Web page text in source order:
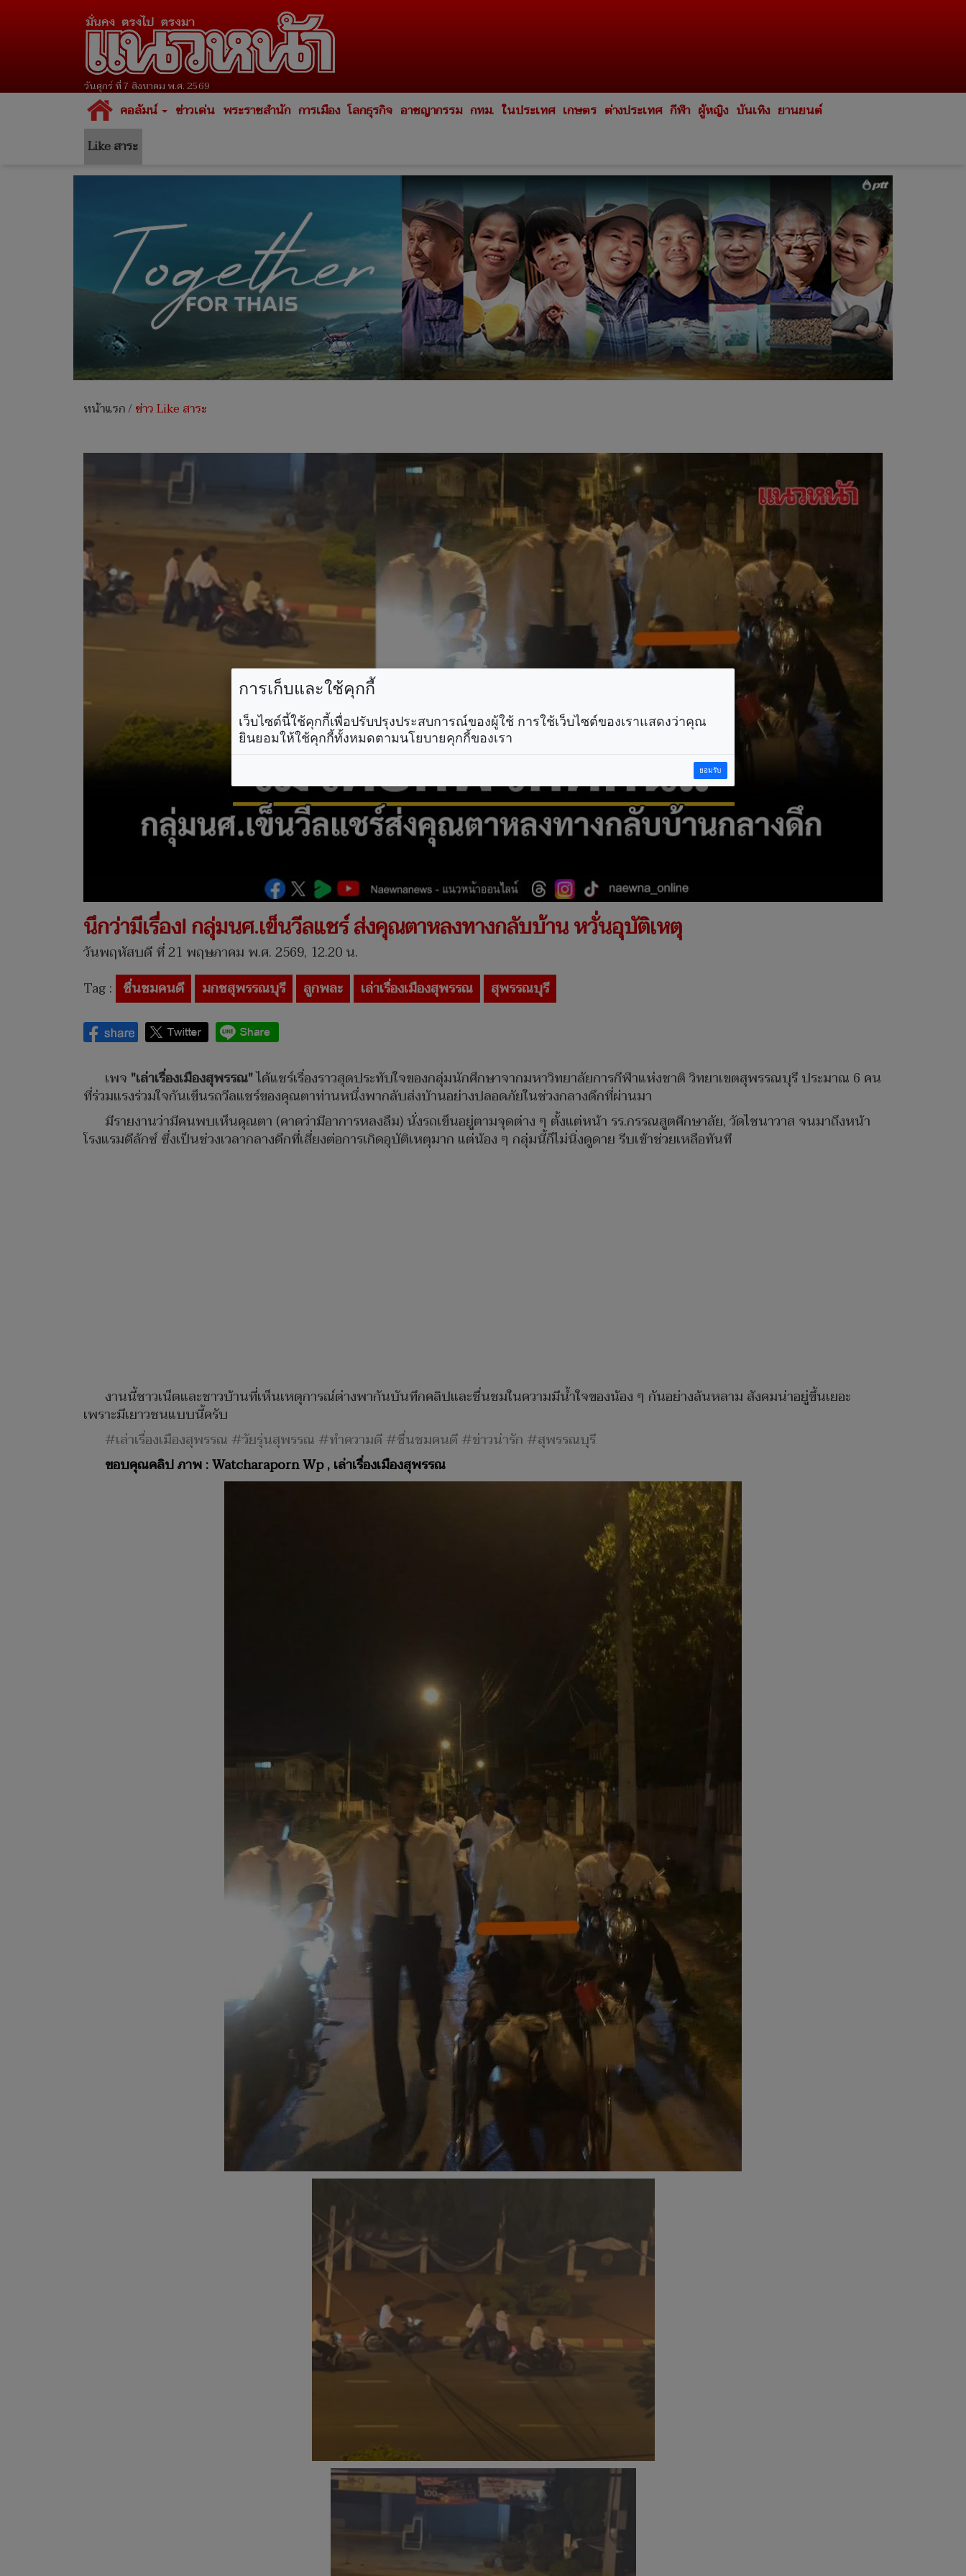
วันศุกร์ ที่ 7 สิงหาคม พ.ศ. 2569
คอลัมน์ ข่าวเด่น พระราชสำนัก การเมือง โลกธุรกิจ อาชญากรรม กทม. ในประเทศ เกษตร ต่างประเทศ กีฬา ผู้หญิง บันเทิง ยานยนต์
Like สาระ
หน้าแรก/ข่าว Like สาระ
นึกว่ามีเรื่อง! กลุ่มนศ.เข็นวีลแชร์ ส่งคุณตาหลงทางกลับบ้าน หวั่นอุบัติเหตุ
วันพฤหัสบดี ที่ 21 พฤษภาคม พ.ศ. 2569, 12.20 น.
Tag : ชื่นชมคนดี มกชสุพรรณบุรี ลูกพละ เล่าเรื่องเมืองสุพรรณ สุพรรณบุรี
เพจ "เล่าเรื่องเมืองสุพรรณ"ได้แชร์เรื่องราวสุดประทับใจของกลุ่มนักศึกษาจากมหาวิทยาลัยการกีฬาแห่งชาติ วิทยาเขตสุพรรณบุรี ประมาณ 6 คน
ที่ร่วมแรงร่วมใจกันเข็นรถวีลแชร์ของคุณตาท่านหนึ่งพากลับส่งบ้านอย่างปลอดภัยในช่วงกลางดึกที่ผ่านมา
มีรายงานว่ามีคนพบเห็นคุณตา (คาดว่ามีอาการหลงลืม) นั่งรถเข็นอยู่ตามจุดต่าง ๆ ตั้งแต่หน้า รร.กรรณสูตศึกษาลัย, วัดไชนาวาส จนมาถึงหน้า
โรงแรมดีลักซ์ ซึ่งเป็นช่วงเวลากลางดึกที่เสี่ยงต่อการเกิดอุบัติเหตุมาก แต่น้อง ๆ กลุ่มนี้ก็ไม่นิ่งดูดาย รีบเข้าช่วยเหลือทันที
งานนี้ชาวเน็ตและชาวบ้านที่เห็นเหตุการณ์ต่างพากันบันทึกคลิปและชื่นชมในความมีน้ำใจของน้อง ๆ กันอย่างล้นหลาม สังคมน่าอยู่ขึ้นเยอะ
เพราะมีเยาวชนแบบนี้ครับ
#เล่าเรื่องเมืองสุพรรณ #วัยรุ่นสุพรรณ #ทำความดี #ชื่นชมคนดี #ข่าวน่ารัก #สุพรรณบุรี
ขอบคุณคลิป ภาพ : Watcharaporn Wp , เล่าเรื่องเมืองสุพรรณ
การเก็บและใช้คุกกี้
เว็บไซต์นี้ใช้คุกกี้เพื่อปรับปรุงประสบการณ์ของผู้ใช้ การใช้เว็บไซต์ของเราแสดงว่าคุณ
ยินยอมให้ใช้คุกกี้ทั้งหมดตามนโยบายคุกกี้ของเรา
ยอมรับ